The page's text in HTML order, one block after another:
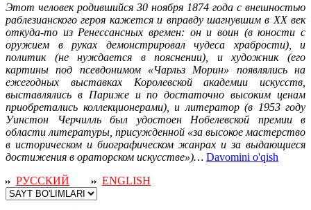
Этот человек родившийся 30 ноября 1874 года с внешностью
раблезианского героя кажется и вправду шагнувшим в ХХ век
откуда-то из Ренессансных времен: он и воин (в юности с
оружием в руках демонстрировал чудеса храбрости), и
политик (не нуждается в пояснении), и художник (его
картины под псевдонимом «Чарльз Морин» появлялись на
ежегодных выставках Королевской академии искусств,
выставлялись в Париже и по достаточно высоким ценам
приобретались коллекционерами), и литератор (в 1953 году
Уинстон Черчилль был удостоен Нобелевской премии в
области литературы, присужденной «за высокое мастерство
в историческом и биографическом жанрах и за выдающиеся
достижения в ораторском искусстве»)… Davomini o'qish
РУССКИЙ
ENGLISH